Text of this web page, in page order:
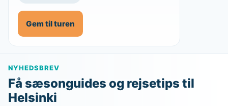
Gem til turen
NYHEDSBREV
Få sæsonguides og rejsetips til
Helsinki